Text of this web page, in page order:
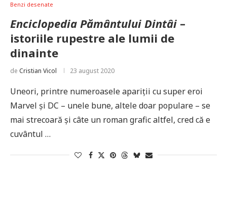
Benzi desenate
Enciclopedia Pământului Dintâi –
istoriile rupestre ale lumii de
dinainte
de Cristian Vicol 23 august 2020
Uneori, printre numeroasele apariții cu super eroi
Marvel și DC – unele bune, altele doar populare – se
mai strecoară și câte un roman grafic altfel, cred că e
cuvântul …